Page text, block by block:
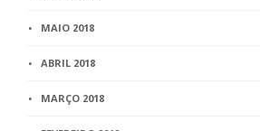
MAIO 2018
ABRIL 2018
MARÇO 2018